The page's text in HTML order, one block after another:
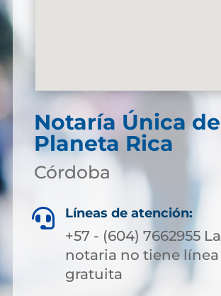
Notaría Única de
Planeta Rica
Córdoba
 Líneas de atención:
+57 - (604) 7662955 La
notaria no tiene línea
gratuita